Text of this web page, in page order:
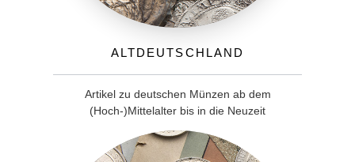
Altdeutschland
Artikel zu deutschen Münzen ab dem
(Hoch-)Mittelalter bis in die Neuzeit